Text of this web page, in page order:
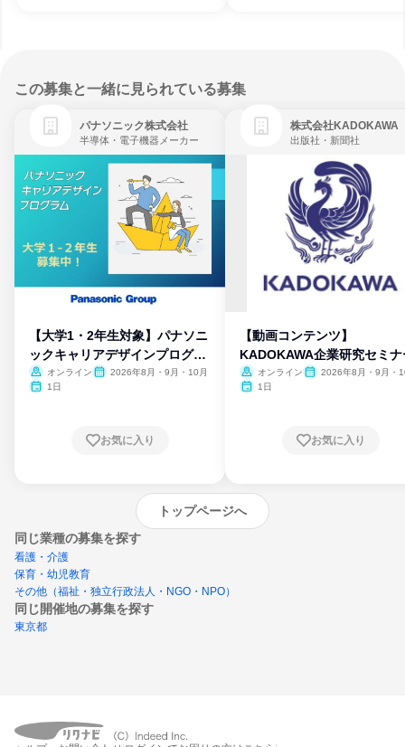
この募集と一緒に見られている募集
パナソニック株式会社
半導体・電子機器メーカー
【大学1・2年生対象】パナソニ
ックキャリアデザインプログラ
ム
オンライン
2026年8月・9月・10月
1日
お気に入り
株式会社KADOKAWA
出版社・新聞社
【動画コンテンツ】
KADOKAWA企業研究セミナ
オンライン
2026年8月・9月・
1日
お気に入り
トップページへ
同じ業種の募集を探す
看護・介護
保育・幼児教育
その他（福祉・独立行政法人・NGO・NPO）
同じ開催地の募集を探す
東京都
エントリーするとプログラムの詳細案内を